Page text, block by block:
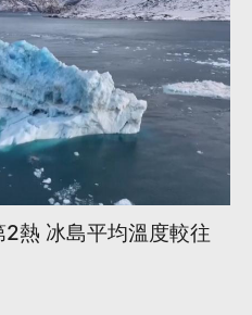
熱 冰島平均溫度較往